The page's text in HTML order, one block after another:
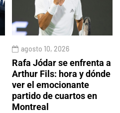
agosto 10, 2026
Rafa Jódar se enfrenta a
Arthur Fils: hora y dónde
ver el emocionante
partido de cuartos en
Montreal